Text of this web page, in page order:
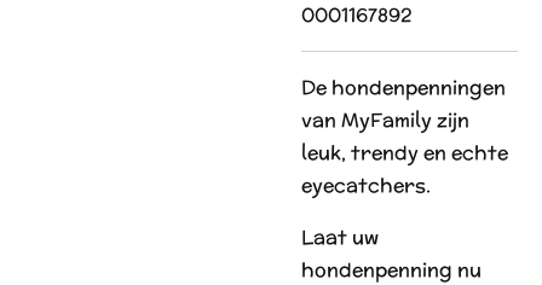
0001167892
De hondenpenningen
van MyFamily zijn
leuk, trendy en echte
eyecatchers.
Laat uw
hondenpenning nu